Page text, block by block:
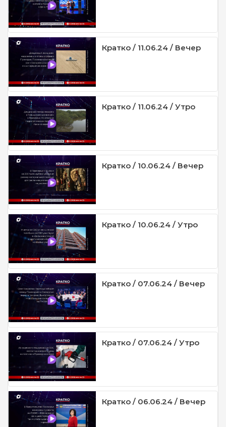
Кратко / 11.06.24 / Вечер
Кратко / 11.06.24 / Утро
Кратко / 10.06.24 / Вечер
Кратко / 10.06.24 / Утро
Кратко / 07.06.24 / Вечер
Кратко / 07.06.24 / Утро
Кратко / 06.06.24 / Вечер